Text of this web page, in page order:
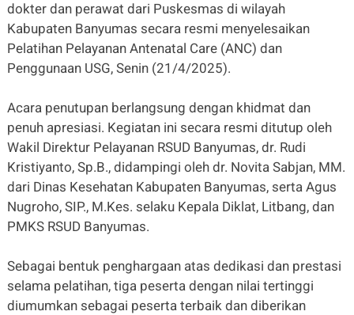
dokter dan perawat dari Puskesmas di wilayah
Kabupaten Banyumas secara resmi menyelesaikan
Pelatihan Pelayanan Antenatal Care (ANC) dan
Penggunaan USG, Senin (21/4/2025).
Acara penutupan berlangsung dengan khidmat dan
penuh apresiasi. Kegiatan ini secara resmi ditutup oleh
Wakil Direktur Pelayanan RSUD Banyumas, dr. Rudi
Kristiyanto, Sp.B., didampingi oleh dr. Novita Sabjan, MM.
dari Dinas Kesehatan Kabupaten Banyumas, serta Agus
Nugroho, SIP., M.Kes. selaku Kepala Diklat, Litbang, dan
PMKS RSUD Banyumas.
Sebagai bentuk penghargaan atas dedikasi dan prestasi
selama pelatihan, tiga peserta dengan nilai tertinggi
diumumkan sebagai peserta terbaik dan diberikan